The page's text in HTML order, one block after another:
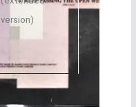
version)